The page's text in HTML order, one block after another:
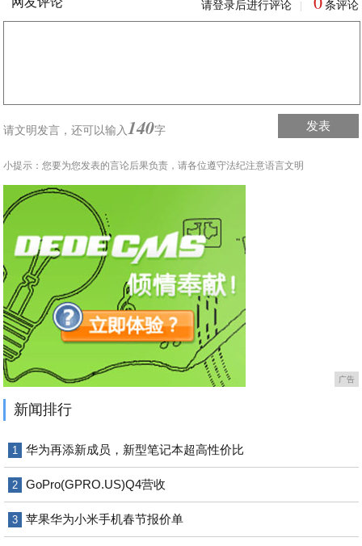
请登录后进行评论 条评论
请文明发言，还可以输入 140字 发表
小提示：您要为您发表的言论后果负责，请各位遵守法纪注意语言文明
广告
新闻排行
1 华为再添新成员，新型笔记本超高性价比
2 GoPro(GPRO.US)Q4营收
3 苹果华为小米手机春节报价单